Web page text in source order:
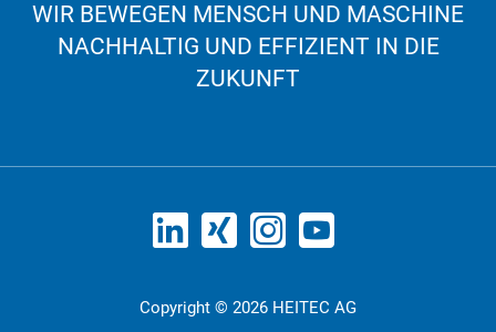
WIR BEWEGEN MENSCH UND MASCHINE
NACHHALTIG UND EFFIZIENT IN DIE
ZUKUNFT
Copyright © 2026 HEITEC AG